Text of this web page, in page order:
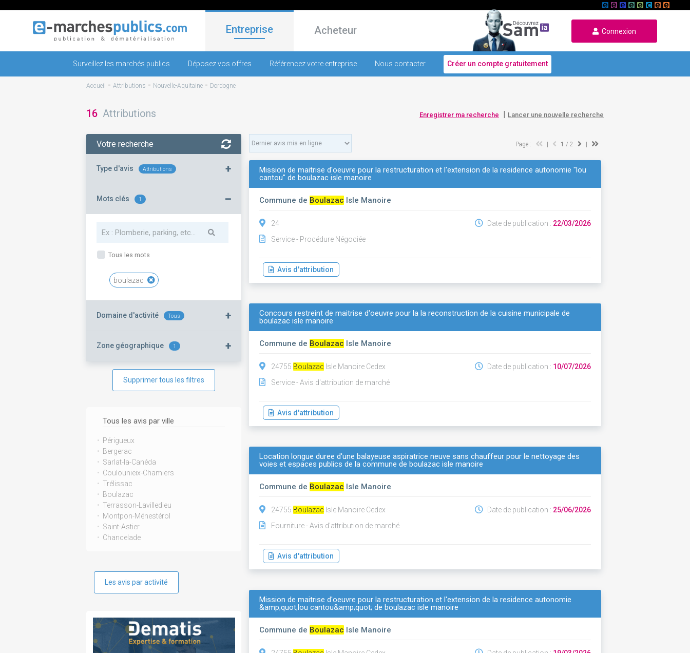
Entreprise Acheteur Connexion
Surveillez les marchés publics Déposez vos offres Référencez votre entreprise Nous contacter Créer un compte gratuitement
Accueil - Attributions - Nouvelle-Aquitaine - Dordogne
16 Attributions Enregistrer ma recherche | Lancer une nouvelle recherche
Votre recherche
Type d'avis Attributions +
Mots clés 1 –
Tous les mots
boulazac
Domaine d'activité Tous +
Zone géographique 1 +
Supprimer tous les filtres
Tous les avis par ville
Périgueux
Bergerac
Sarlat-la-Canéda
Coulounieix-Chamiers
Trélissac
Boulazac
Terrasson-Lavilledieu
Montpon-Ménestérol
Saint-Astier
Chancelade
Les avis par activité
Page : 1 / 2
Mission de maitrise d'oeuvre pour la restructuration et l'extension de la residence autonomie "lou
cantou" de boulazac isle manoire
Commune de Boulazac Isle Manoire
24
Service - Procédure Négociée
Date de publication : 22/03/2026
Avis d'attribution
Concours restreint de maitrise d'oeuvre pour la la reconstruction de la cuisine municipale de
boulazac isle manoire
Commune de Boulazac Isle Manoire
24755 Boulazac Isle Manoire Cedex
Service - Avis d'attribution de marché
Date de publication : 10/07/2026
Avis d'attribution
Location longue duree d'une balayeuse aspiratrice neuve sans chauffeur pour le nettoyage des
voies et espaces publics de la commune de boulazac isle manoire
Commune de Boulazac Isle Manoire
24755 Boulazac Isle Manoire Cedex
Fourniture - Avis d'attribution de marché
Date de publication : 25/06/2026
Avis d'attribution
Mission de maitrise d'oeuvre pour la restructuration et l'extension de la residence autonomie
&amp;quot;lou cantou&amp;quot; de boulazac isle manoire
Commune de Boulazac Isle Manoire